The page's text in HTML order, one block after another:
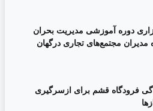
دوره آموزشی مدیریت بحران
مدیران مجتمع‌های تجاری درگهان
فرودگاه قشم برای ازسرگیری